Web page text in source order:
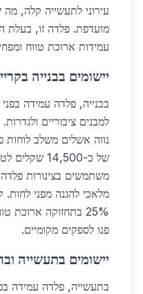
עירוני לתעשייה קלה,
מועדפת. פלדה זו, בעלת
עמידות ארוכת טווח
יישומים בבנייה
בבנייה, פלדה עמידה
למבנים ציבוריים
נווה אשלים משלב לוחות
של כ-14,500
משתמשים בצינורות
מלאכי להגנה מפני לחות.
25% בתחזוקה ארוכת טווח. ל
פנו לספקים מקומיים.
יישומים בתעשייה
בתעשייה, פלדה עמידה